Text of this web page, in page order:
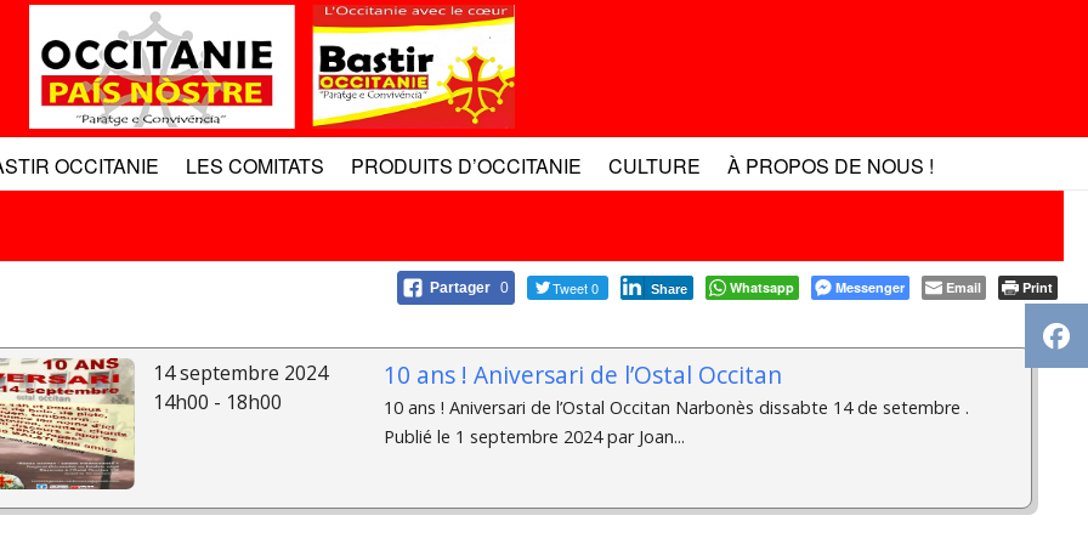
OCCITANIE LES COMITATS PRODUITS D’OCCITANIE CULTURE À PROPOS DE NOUS !
Partager 0 Tweet 0 Share Whatsapp Messenger Email Print
14 septembre 2024
14h00 - 18h00
10 ans ! Aniversari de l’Ostal Occitan
10 ans ! Aniversari de l’Ostal Occitan Narbonès dissabte 14 de setembre .
Publié le 1 septembre 2024 par Joan...